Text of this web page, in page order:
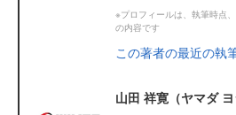
※プロフィールは、執筆時点
の内容です
この著者の最近の執
山田 祥寛（ヤマダ ヨ